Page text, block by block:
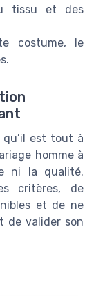
tissu et des
costume, le
qu’il est tout à
homme à
ni la qualité.
critères, de
et de ne
de valider son